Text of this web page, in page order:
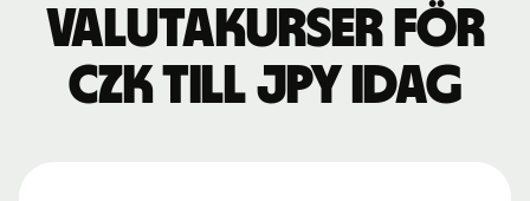
Valutakurser för
CZK till JPY idag